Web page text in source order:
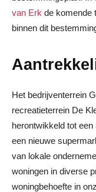
van Erk de komende
binnen dit
Het bedrijventerrein
recreatieterrein De
herontwikkeld tot
een nieuwe
van lokale
woningen in diverse
woningbehoefte in